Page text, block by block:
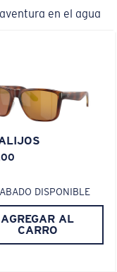
en el agua
DISPONIBLE
AGREGAR AL
CARRO